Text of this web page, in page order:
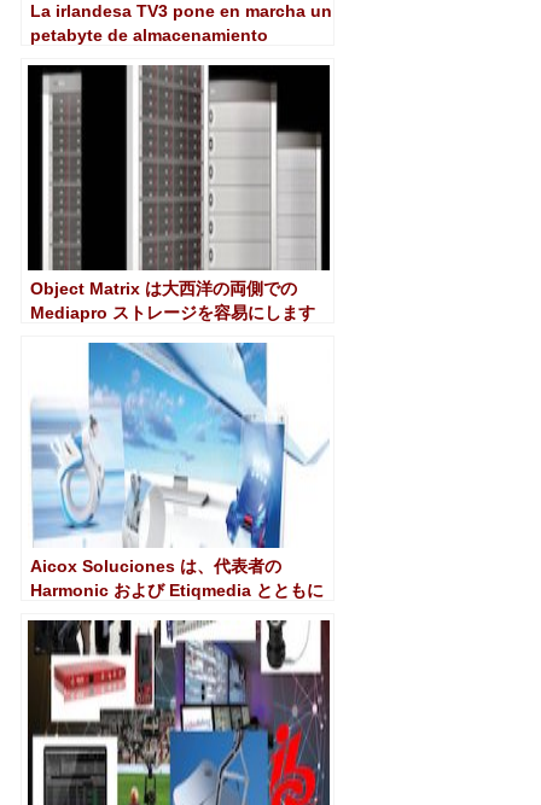
La irlandesa TV3 pone en marcha un
petabyte de almacenamiento
Matrix
Object Matrix は大西洋の両側での
Mediapro ストレージを容易にします
Aicox Soluciones は、代表者の
Harmonic および Etiqmedia とともに